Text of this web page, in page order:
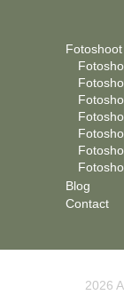
Blog
Contact
2026